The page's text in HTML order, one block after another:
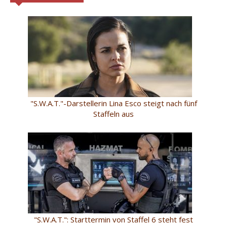
"S.W.A.T."-Darstellerin Lina Esco steigt nach fünf
Staffeln aus
"S.W.A.T.": Starttermin von Staffel 6 steht fest